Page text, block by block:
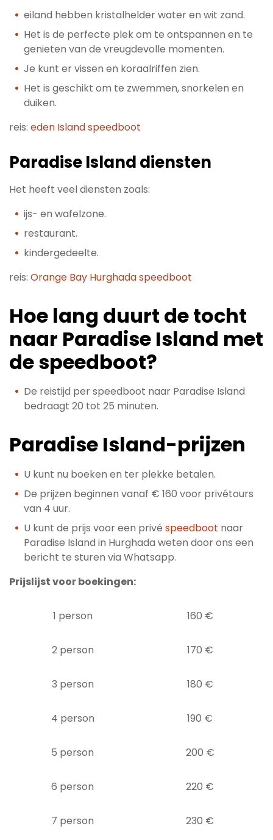
eiland hebben kristalhelder water en wit zand.
Het is de perfecte plek om te ontspannen en te
genieten van de vreugdevolle momenten.
Je kunt er vissen en koraalriffen zien.
Het is geschikt om te zwemmen, snorkelen en
duiken.
reis: eden Island speedboot
Paradise Island diensten
Het heeft veel diensten zoals:
ijs- en wafelzone.
restaurant.
kindergedeelte.
reis: Orange Bay Hurghada speedboot
Hoe lang duurt de tocht
naar Paradise Island met
de speedboot?
De reistijd per speedboot naar Paradise Island
bedraagt ​​20 tot 25 minuten.
Paradise Island-prijzen
U kunt nu boeken en ter plekke betalen.
De prijzen beginnen vanaf € 160 voor privétours
van 4 uur.
U kunt de prijs voor een privé speedboot naar
Paradise Island in Hurghada weten door ons een
bericht te sturen via Whatsapp.
Prijslijst voor boekingen:
1 person 160 €
2 person 170 €
3 person 180 €
4 person 190 €
5 person 200 €
6 person 220 €
7 person 230 €